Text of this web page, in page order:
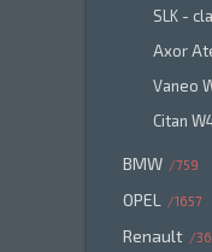
SLK -
Axor
Vaneo
Citan
BMW 759
OPEL 1657
Renault